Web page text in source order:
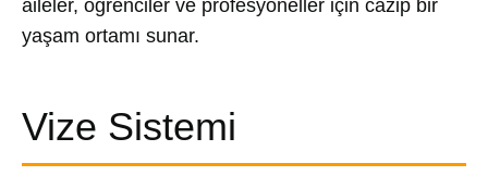
aileler, öğrenciler ve profesyoneller için cazip bir
yaşam ortamı sunar.
Vize Sistemi